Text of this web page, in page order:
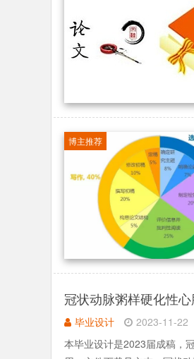
博主推荐
冠状动脉粥样硬化性
毕业设计
2023-11-22
本毕业设计是2023届成稿，